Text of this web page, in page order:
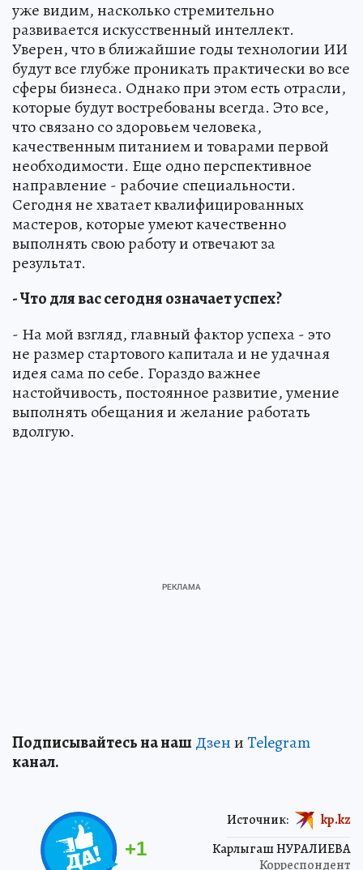
уже видим, насколько стремительно
развивается искусственный интеллект.
Уверен, что в ближайшие годы технологии ИИ
будут все глубже проникать практически во все
сферы бизнеса. Однако при этом есть отрасли,
которые будут востребованы всегда. Это все,
что связано со здоровьем человека,
качественным питанием и товарами первой
необходимости. Еще одно перспективное
направление - рабочие специальности.
Сегодня не хватает квалифицированных
мастеров, которые умеют качественно
выполнять свою работу и отвечают за
результат.
- Что для вас сегодня означает успех?
- На мой взгляд, главный фактор успеха - это
не размер стартового капитала и не удачная
идея сама по себе. Гораздо важнее
настойчивость, постоянное развитие, умение
выполнять обещания и желание работать
вдолгую.
Подписывайтесь на наш ДзениTelegram
канал.
+1
Карлыгаш НУРАЛИЕВА
Корреспондент
Источник: kp.kz